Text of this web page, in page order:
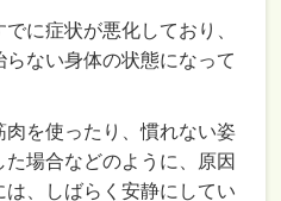
に症状が悪化しており、
ない身体の状態になって
を使ったり、慣れない姿
場合などのように、原因
、しばらく安静にしてい